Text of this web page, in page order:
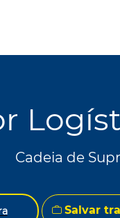
Categoria
Cadeia de
Salvar